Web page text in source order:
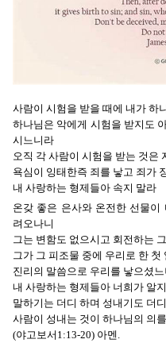
사람이 시험을 받을 때에 내가 하
하나님은 악에게 시험을 받지도
시느니라
오직 각 사람이 시험을 받는 것은
욕심이 잉태한즉 죄를 낳고 죄가
내 사랑하는 형제들아 속지 말라
온갖 좋은 은사와 온전한 선물이
려오나니
그는 변함도 없으시고 회전하는
그가 그 피조물 중에 우리로 한
진리의 말씀으로 우리를 낳으셨
내 사랑하는 형제들아 너희가 알
말하기는 더디 하며 성내기도 더
사람이 성내는 것이 하나님의 의
(야고보서1:13-20) 아멘.